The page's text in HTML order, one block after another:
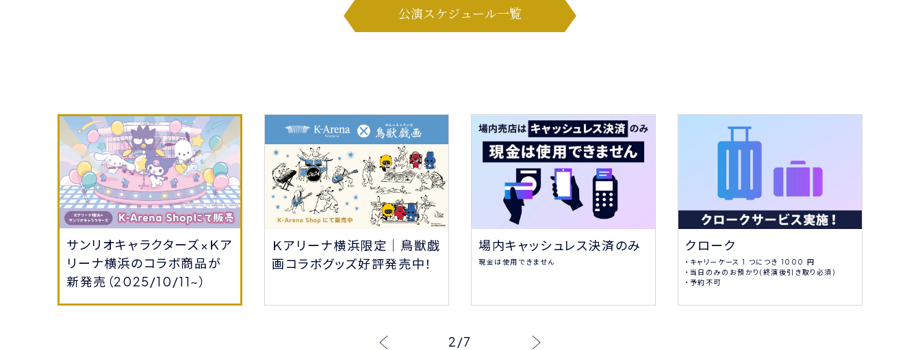
公演スケジュール一覧
サンリオキャラクターズ×Ｋア
リーナ横浜のコラボ商品が
新発売（2025/10/11~）
Ｋアリーナ横浜限定｜鳥獣戯
画コラボグッズ好評発売中！
場内キャッシュレス決済のみ
現金は使用できません
クローク
・キャリーケース 1 つにつき 1000 円
・当日のみのお預かり(終演後引き取り必須)
・予約不可
2/7